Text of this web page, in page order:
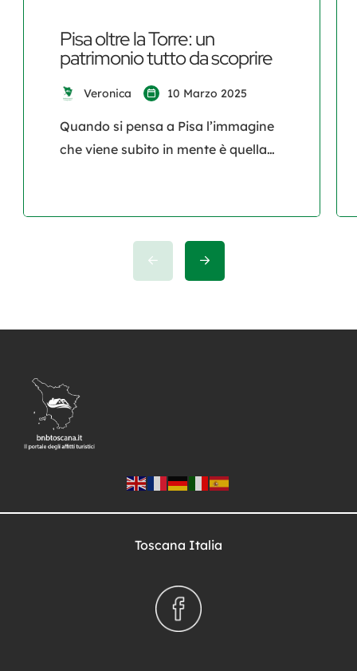
Pisa oltre la Torre: un
patrimonio tutto da scoprire
Veronica 10 Marzo 2025
Quando si pensa a Pisa l’immagine
che viene subito in mente è quella
toscana custodisce un patrimonio
ricco di storia, cultura e tradizioni
che vanno ben oltre la Piazza dei
offre un viaggio indimenticabile alla
Toscana Italia